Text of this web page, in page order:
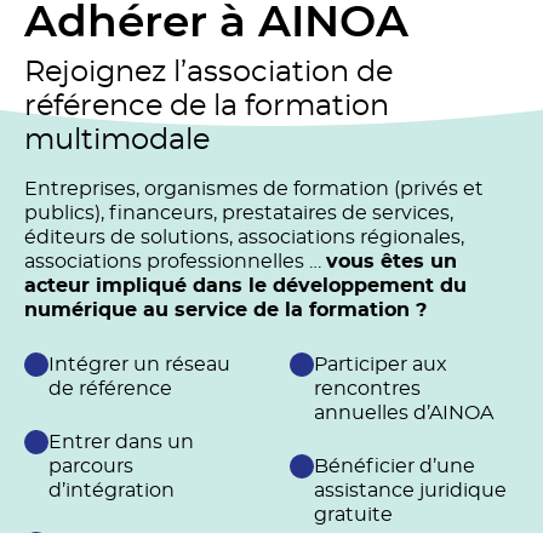
Adhérer à AINOA
Rejoignez l’association de
référence de la formation
multimodale
Entreprises, organismes de formation (privés et
publics), financeurs, prestataires de services,
éditeurs de solutions, associations régionales,
associations professionnelles … vous êtes un
acteur impliqué dans le développement du
numérique au service de la formation ?
Intégrer un réseau
de référence
Entrer dans un
parcours
d’intégration
Participer aux
rencontres
annuelles d’AINOA
Bénéficier d’une
assistance juridique
gratuite